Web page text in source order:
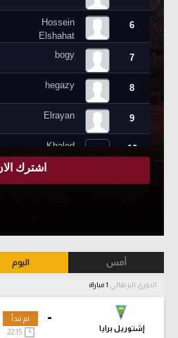
أمس اليوم
الدوري البرتغالي
-
إشتوريل برايا
لم تبدأ
22:15